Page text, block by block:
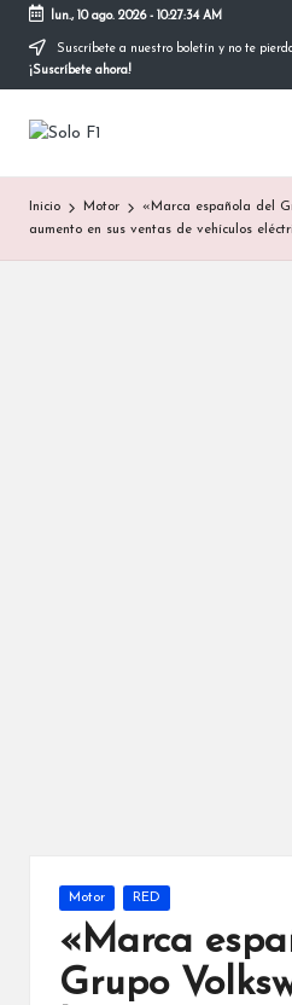
Saltar
lun., 10 ago. 2026- 10:27:34 AM
Suscríbete a nuestro boletín y no te
¡Suscríbete ahora!
S
o
l
o
Para
la
F1
Inicio Motor
«Marca española del
aumento en sus ventas de vehículos
Publicada
Motor RED
«Marca
Grupo